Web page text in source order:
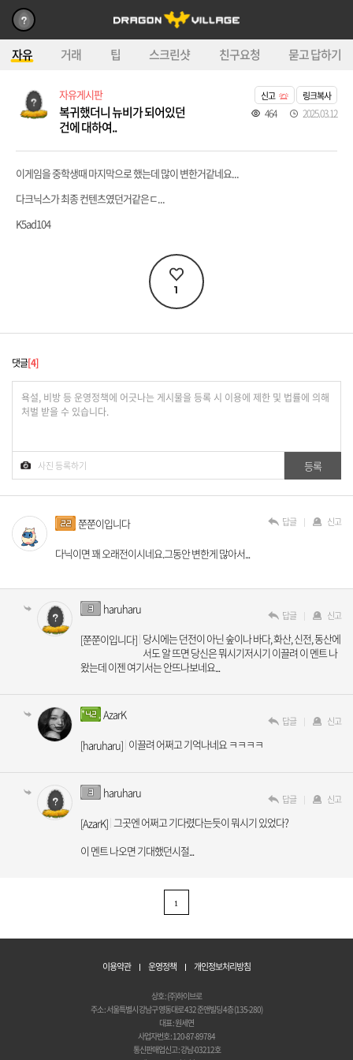
자유 거래 팁 스크린샷 친구요청 묻고 답하기
자유게시판
복귀했더니 뉴비가 되어있던
건에 대하여..
신고 링크복사
464 2025.03.12
이게임을 중학생때 마지막으로 했는데 많이 변한거같네요...
다크닉스가 최종 컨텐츠였던거같은ㄷ...
K5ad104
1
댓글 4
쭌쭌이입니다
다닉이면 꽤 오래전이시네요.그동안 변한게 많아서...
답글 신고
haruharu
[쭌쭌이입니다] 당시에는 던전이 아닌 숲이나 바다, 화산, 신전, 동산에
서도 알 뜨면 당신은 뭐시기저시기 이끌려 이 멘트 나
왔는데 이젠 여기서는 안뜨나보네요...
답글 신고
AzarK
[haruharu] 이끌려 어쩌고 기억나네요 ㅋㅋㅋㅋ
답글 신고
haruharu
[AzarK] 그곳엔 어쩌고 기다렸다는듯이 뭐시기 있었다?
이 멘트 나오면 기대했던시절...
답글 신고
1
이용약관 운영정책 개인정보처리방침
상호 : (주)하이브로
주소 : 서울특별시 강남구 영동대로 432 준앤빌딩 4층 (135-280)
대표 : 원세연
사업자번호 : 120-87-89784
통신판매업신고 : 강남-03212호